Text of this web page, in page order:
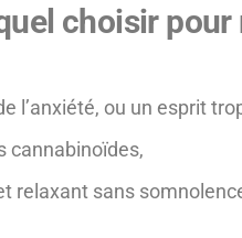
choisir
l’anxiété, ou un esprit
cannabinoïdes,
relaxant sans